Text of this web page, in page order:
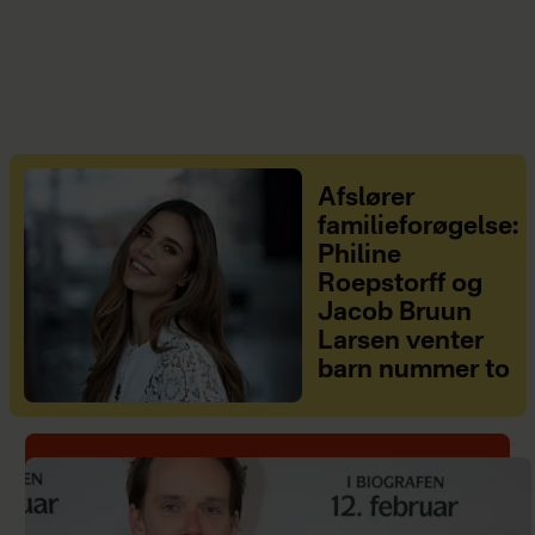
Afslører
familieforøgelse:
Philine
Roepstorff og
Jacob Bruun
Larsen venter
barn nummer to